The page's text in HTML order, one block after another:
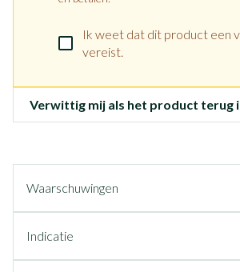
Ik weet dat dit product een
vereist.
Verwittig mij als het product terug
Waarschuwingen
Indicatie